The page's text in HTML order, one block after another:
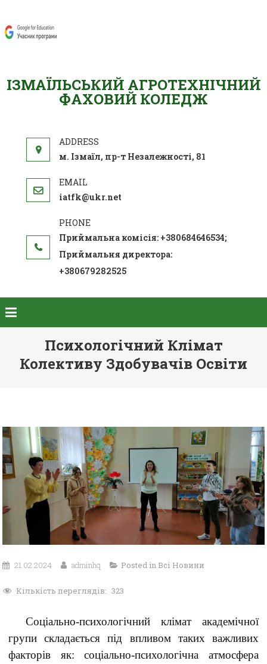
ІЗМАЇЛЬСЬКИЙ АГРОТЕХНІЧНИЙ
ФАХОВИЙ КОЛЕДЖ
м. Ізмаїл, пр-т Незалежності, 81
iatfk@ukr.net
Приймальна комісія: +380684646534;
Приймальня директора:
+380679282525
Психологічний Клімат
Колективу Здобувачів Освіти
21.02.2024 adminhq Posted in Всі Новини
Кількість переглядів: 323
Соціально-психологічний клімат академічної
групи складається під впливом таких важливих
факторів як: соціально-психологічна атмосфера